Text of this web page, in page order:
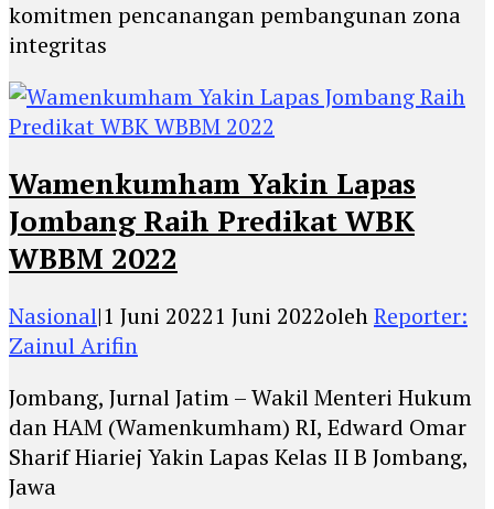
komitmen pencanangan pembangunan zona
integritas
Wamenkumham Yakin Lapas
Jombang Raih Predikat WBK
WBBM 2022
Nasional|1 Juni 20221 Juni 2022olehReporter:
Zainul Arifin
Jombang, Jurnal Jatim – Wakil Menteri Hukum
dan HAM (Wamenkumham) RI, Edward Omar
Sharif Hiariej Yakin Lapas Kelas II B Jombang,
Jawa